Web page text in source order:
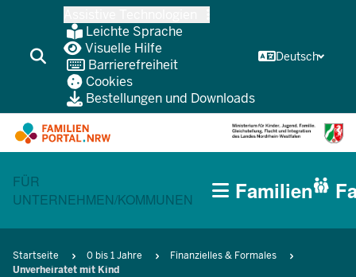
wechseln
Leichte Sprache
Visuelle Hilfe
Barrierefreiheit
Cookies
Bestellungen und Downloads
Deutsch
CURRENT SECTION FÜR FAMILIEN
FÜR
UNTERNEHMEN/KOMMUNEN (BÜRGERBEREICH
Familien
Pfadnavigation
Startseite 0 bis 1 Jahre
Finanzielles & Formales
Unverheiratet mit Kind